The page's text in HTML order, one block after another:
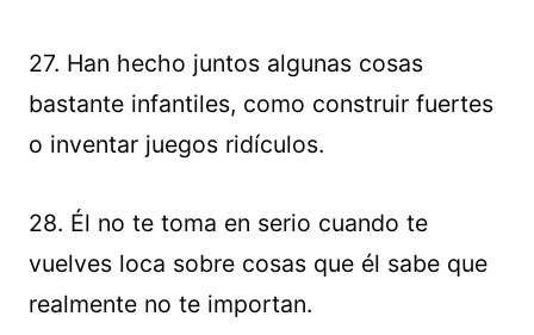
27. Han hecho juntos algunas cosas
bastante infantiles, como construir fuertes
o inventar juegos ridículos.
28. Él no te toma en serio cuando te
vuelves loca sobre cosas que él sabe que
realmente no te importan.